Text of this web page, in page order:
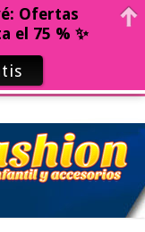
Ofertas
el 75 % ✨